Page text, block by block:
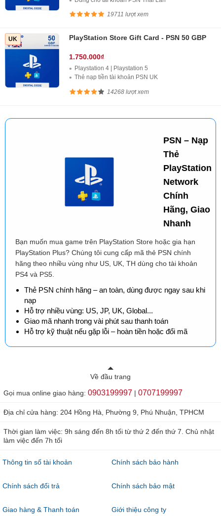
19711 lượt xem
UK PlayStation Store Gift Card - PSN 50 GBP
1.750.000₫
Playstation 4 | Playstation 5
Thẻ nạp tiền tài khoản PSN UK
14268 lượt xem
PSN – Nạp
Thẻ
PlayStation
Network
Chính
Hãng, Giao
Nhanh
Bạn muốn mua game trên PlayStation Store hoặc gia hạn
PlayStation Plus? Chúng tôi cung cấp mã thẻ PSN chính
hãng theo nhiều vùng như US, UK, TH dùng cho tài khoản
PS4 và PS5.
Thẻ PSN chính hãng – an toàn, dùng được ngay sau khi
nạp
Hỗ trợ nhiều vùng: US, JP, UK, Global...
Giao mã nhanh trong vài phút sau thanh toán
Hỗ trợ kỹ thuật nếu gặp lỗi – hoàn tiền hoặc đổi mã
Về đầu trang
Gọi mua online giao hàng: 0903199997 | 0707199997
Địa chỉ cửa hàng: 204 Hồng Hà, Phường 9, Phú Nhuận, TPHCM
Thời gian làm việc: 9h sáng đến 8h tối từ thứ 2 đến thứ 7. Chủ nhật
làm việc đến 7h tối
Thông tin số tài khoản Chính sách bảo hành
Chính sách đổi trả Chính sách bảo mật
Giao hàng & Thanh toán Giới thiệu công ty